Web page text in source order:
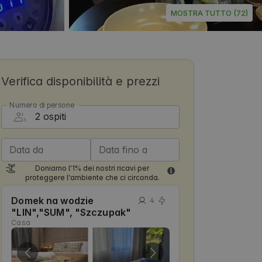
MOSTRA TUTTO (72)
Verifica disponibilità e prezzi
Numero di persone
Data da Data fino a
Doniamo l'1% dei nostri ricavi per
proteggere l'ambiente che ci circonda.
Domek na wodzie
"LIN","SUM", "Szczupak"
Casa
4